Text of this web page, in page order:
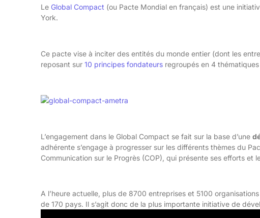
Le Global Compact (ou Pacte Mondial en français) est une
York.
Ce pacte vise à inciter des entités du monde entier (dont les
reposant sur 10 principes fondateurs regroupés en 4 thématiques
L’engagement dans le Global Compact se fait sur la base d’une
adhérente s’engage à progresser sur les différents thèmes du
Communication sur le Progrès (COP), qui présente ses efforts et
A l’heure actuelle, plus de 8700 entreprises et 5100
de 170 pays. Il s’agit donc de la plus importante initiative de